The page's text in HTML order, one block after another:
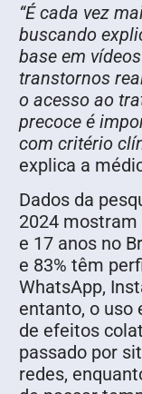
“É cada vez
buscando
base em
transtornos
o acesso ao
precoce é
com critério
explica a
Dados da
2024 mostram
e 17 anos no
e 83% têm
WhatsApp,
entanto, o uso
de efeitos
passado por
redes,